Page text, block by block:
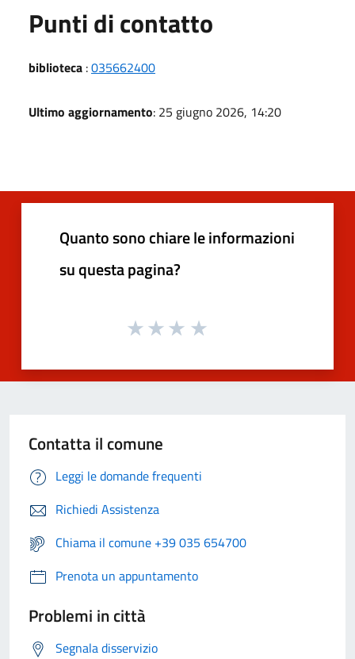
Punti di contatto
biblioteca :035662400
Ultimo aggiornamento: 25 giugno 2026, 14:20
Quanto sono chiare le informazioni
su questa pagina?
Contatta il comune
Leggi le domande frequenti
Richiedi Assistenza
Chiama il comune +39 035 654700
Prenota un appuntamento
Problemi in città
Segnala disservizio